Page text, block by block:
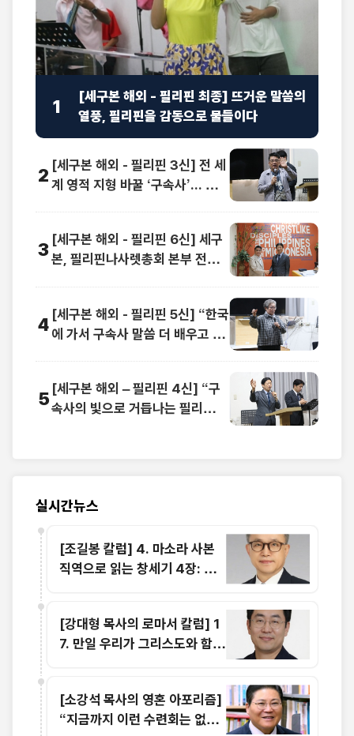
1
[세구본 해외 - 필리핀 최종] 뜨거운 말씀의
열풍, 필리핀을 감동으로 물들이다
2 [세구본 해외 - 필리핀 3신] 전 세
계 영적 지형 바꿀 ‘구속사’... 동남
3 [세구본 해외 - 필리핀 6신] 세구
본, 필리핀나사렛총회 본부 전격
4 [세구본 해외 - 필리핀 5신] “한국
에 가서 구속사 말씀 더 배우고 싶
5 [세구본 해외 – 필리핀 4신] “구
속사의 빛으로 거듭나는 필리
실시간뉴스
[조길봉 칼럼] 4. 마소라 사본
직역으로 읽는 창세기 4장: 죄
의 웅크림과 에핳의 이름을 부르
[강대형 목사의 로마서 칼럼] 1
7. 만일 우리가 그리스도와 함께
[소강석 목사의 영혼 아포리즘]
“지금까지 이런 수련회는 없었